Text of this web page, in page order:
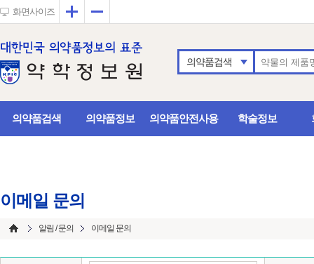
화면사이즈 확대
의약품검색
의약품검색 의약품정보 의약품안전사용 학술정보
이메일 문의
알림 / 문의 이메일 문의